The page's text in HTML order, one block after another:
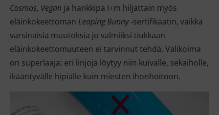
Cosmos, Vegan ja hankkipa I+m hiljattain myös
eläinkokeettoman Leaping Bunny-sertifikaatin, vaikka
varsinaisia muutoksia jo valmiiksi tiukkaan
eläinkokeettomuuteen ei tarvinnut tehdä. Valikoima
on superlaaja: eri linjoja löytyy niin kuivalle, sekaiholle,
ikääntyvälle hipiälle kuin miesten ihonhoitoon.